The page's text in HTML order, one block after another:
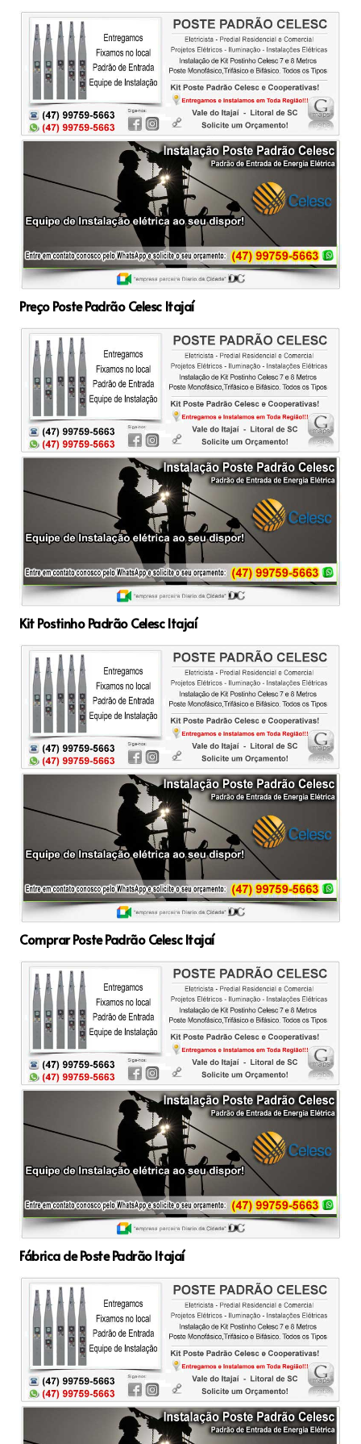
Preço Poste Padrão Celesc Itajaí
Kit Postinho Padrão Celesc Itajaí
Comprar Poste Padrão Celesc Itajaí
Fábrica de Poste Padrão Itajaí